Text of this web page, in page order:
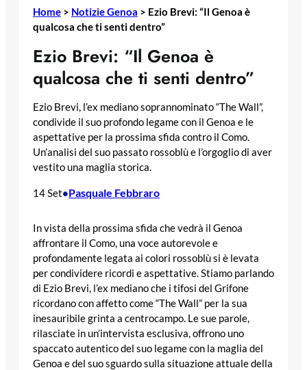
Home > Notizie Genoa > Ezio Brevi: “Il Genoa è
qualcosa che ti senti dentro”
Ezio Brevi: “Il Genoa è
qualcosa che ti senti dentro”
Ezio Brevi, l’ex mediano soprannominato “The Wall”,
condivide il suo profondo legame con il Genoa e le
aspettative per la prossima sfida contro il Como.
Un’analisi del suo passato rossoblù e l’orgoglio di aver
vestito una maglia storica.
14 Set•Pasquale Febbraro
In vista della prossima sfida che vedrà il Genoa
affrontare il Como, una voce autorevole e
profondamente legata ai colori rossoblù si è levata
per condividere ricordi e aspettative. Stiamo parlando
di Ezio Brevi, l’ex mediano che i tifosi del Grifone
ricordano con affetto come “The Wall” per la sua
inesauribile grinta a centrocampo. Le sue parole,
rilasciate in un’intervista esclusiva, offrono uno
spaccato autentico del suo legame con la maglia del
Genoa e del suo sguardo sulla situazione attuale della